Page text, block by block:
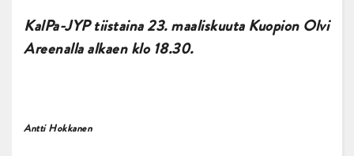
KalPa-JYP tiistaina 23. maaliskuuta Kuopion Olvi
Areenalla alkaen klo 18.30.
Antti Hokkanen